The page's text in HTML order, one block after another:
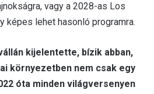
vagy a 2028-as Los
képes lehet hasonló programra.
kijelentette, bízik abban,
környezetben nem csak egy
óta minden világversenyen